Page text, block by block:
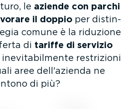
le aziende con parchi
il doppio per distin­
comune è la riduzione
di tariffe di servizio
inevi­ta­bil­mente restrizioni
aree dell'azienda ne
di più?